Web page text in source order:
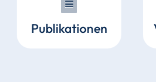
Publikationen